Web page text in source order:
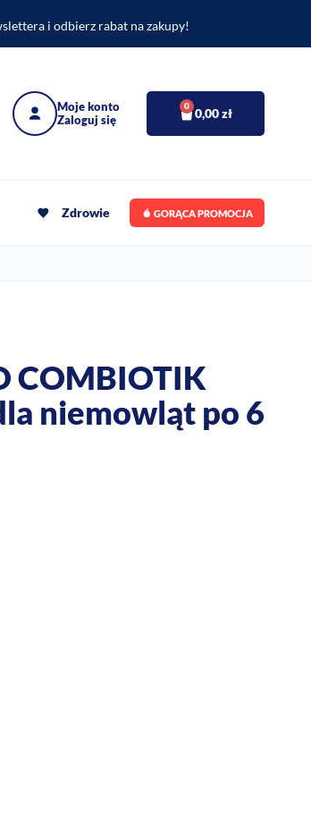
i odbierz rabat na zakupy!
0,00zł
0
Zdrowie GORĄCA PROMOCJA
COMBIOTIK
niemowląt po 6